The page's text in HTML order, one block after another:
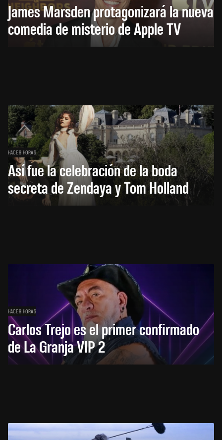
James Marsden protagonizará la nueva
comedia de misterio de Apple TV
HACE 9 HORAS
Así fue la celebración de la boda
secreta de Zendaya y Tom Holland
HACE 9 HORAS
Carlos Trejo es el primer confirmado
de La Granja VIP 2